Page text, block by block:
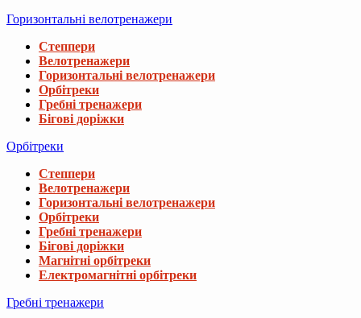
Горизонтальні велотренажери
Степпери
Велотренажери
Горизонтальні велотренажери
Орбітреки
Гребні тренажери
Бігові доріжки
Орбітреки
Степпери
Велотренажери
Горизонтальні велотренажери
Орбітреки
Гребні тренажери
Бігові доріжки
Магнітні орбітреки
Електромагнітні орбітреки
Гребні тренажери